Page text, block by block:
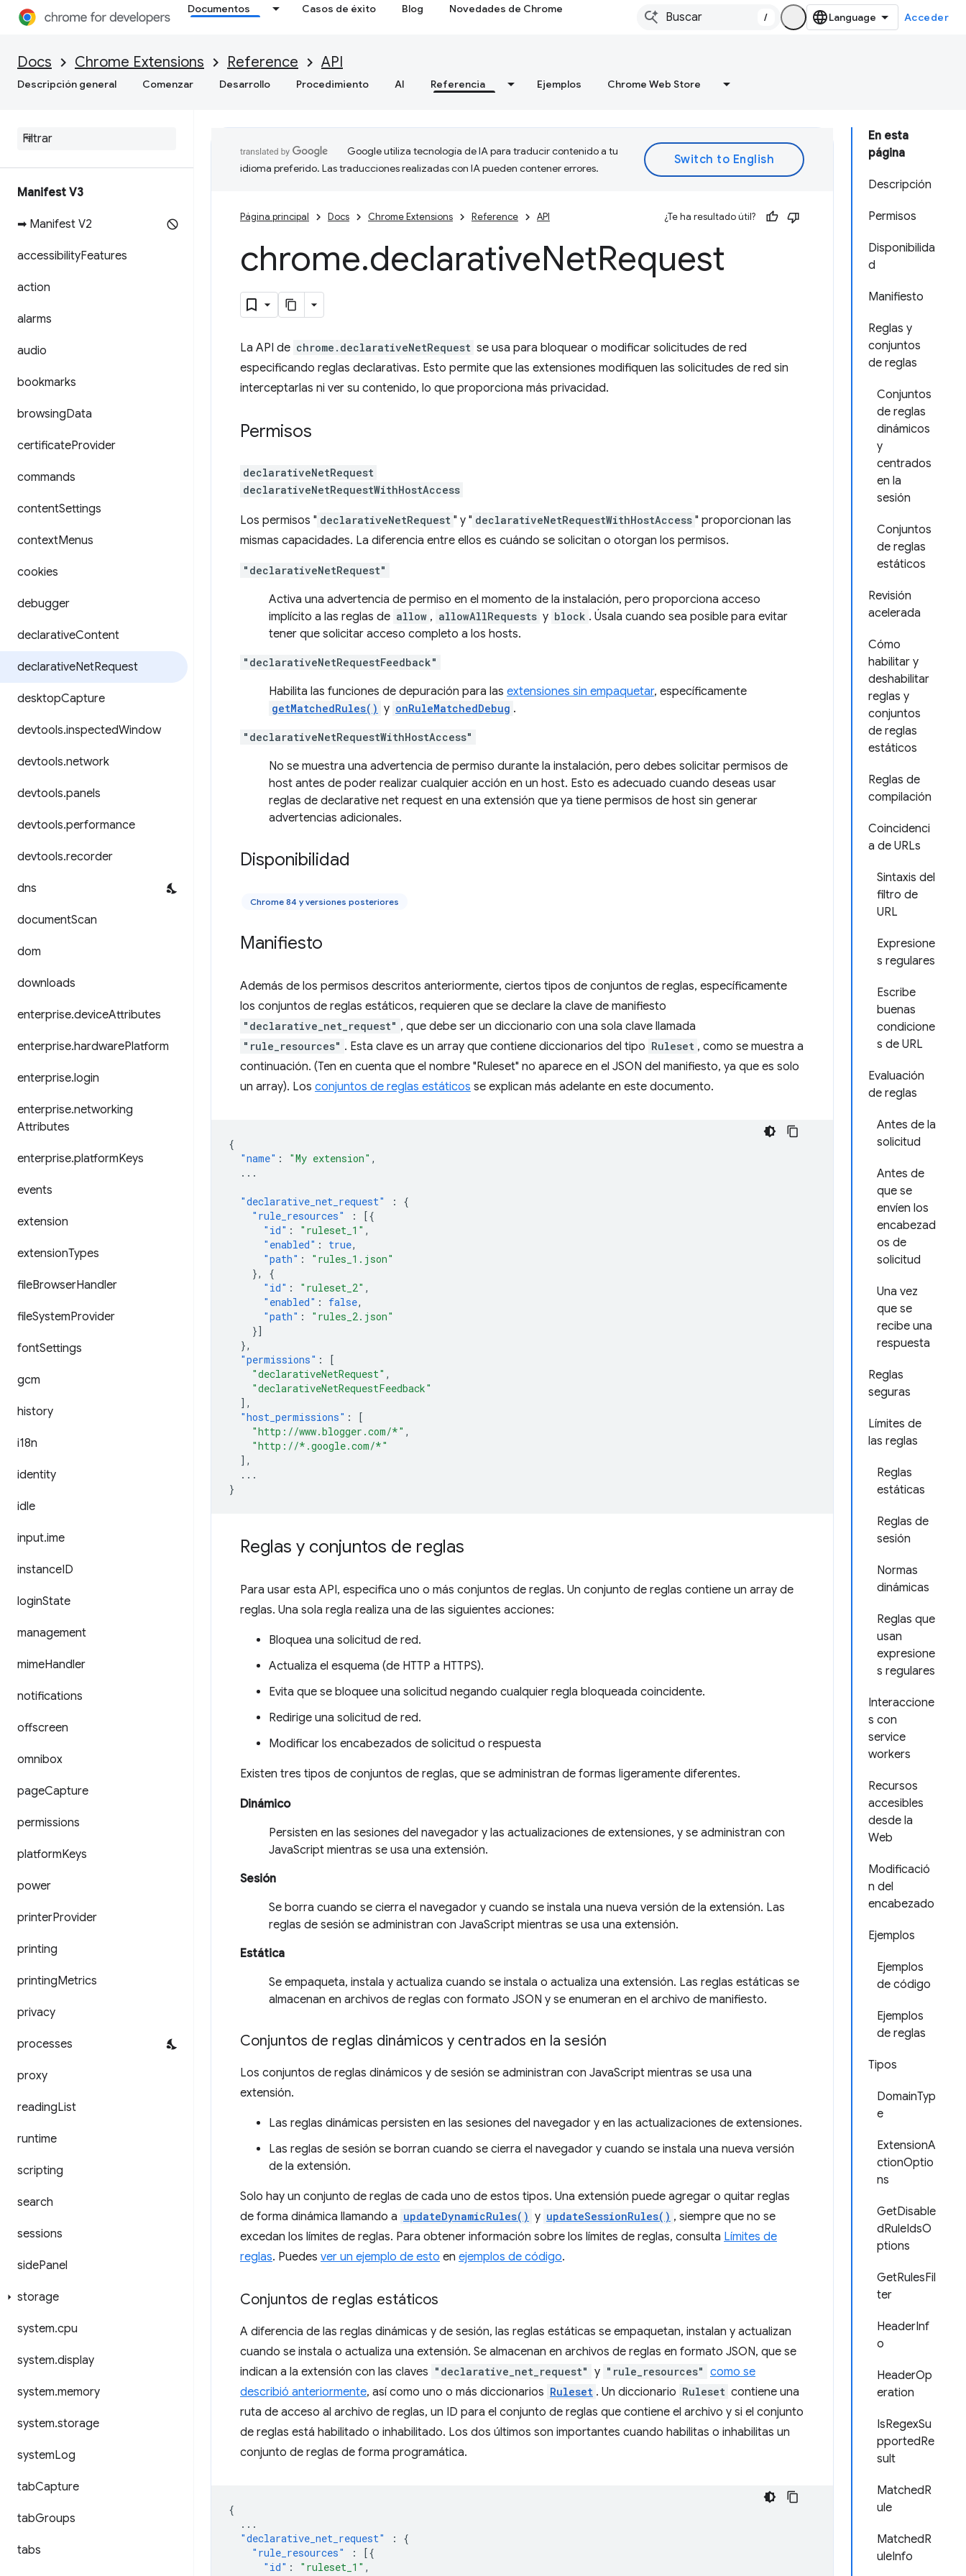
Documentos Casos de éxito Blog Novedades de Chrome
/ Acceder
Docs Chrome Extensions Reference API
Descripción general Comenzar Desarrollo Procedimiento AI Referencia Ejemplos Chrome Web Store
Manifest V3
➡ Manifest V2
accessibilityFeatures
action
alarms
audio
bookmarks
browsingData
certificateProvider
commands
contentSettings
contextMenus
cookies
debugger
declarativeContent
declarativeNetRequest
desktopCapture
devtools.inspectedWindow
devtools.network
devtools.panels
devtools.performance
devtools.recorder
dns
documentScan
dom
downloads
enterprise.deviceAttributes
enterprise.hardwarePlatform
enterprise.login
enterprise.networking
Attributes
enterprise.platformKeys
events
extension
extensionTypes
fileBrowserHandler
fileSystemProvider
fontSettings
gcm
history
i18n
identity
idle
input.ime
instanceID
loginState
management
mimeHandler
notifications
offscreen
omnibox
pageCapture
permissions
platformKeys
power
printerProvider
printing
printingMetrics
privacy
processes
proxy
readingList
runtime
scripting
search
sessions
sidePanel
storage
system.cpu
system.display
system.memory
system.storage
systemLog
tabCapture
tabGroups
tabs
En esta
página
Descripción
Permisos
Disponibilida
d
Manifiesto
Reglas y
conjuntos
de reglas
Conjuntos
de reglas
dinámicos
y
centrados
en la
sesión
Conjuntos
de reglas
estáticos
Revisión
acelerada
Cómo
habilitar y
deshabilitar
reglas y
conjuntos
de reglas
estáticos
Reglas de
compilación
Coincidenci
a de URLs
Sintaxis del
filtro de
URL
Expresione
s regulares
Escribe
buenas
condicione
s de URL
Evaluación
de reglas
Antes de la
solicitud
Antes de
que se
envíen los
encabezad
os de
solicitud
Una vez
que se
recibe una
respuesta
Reglas
seguras
Límites de
las reglas
Reglas
estáticas
Reglas de
sesión
Normas
dinámicas
Reglas que
usan
expresione
s regulares
Interaccione
s con
service
workers
Recursos
accesibles
desde la
Web
Modificació
n del
encabezado
Ejemplos
Ejemplos
de código
Ejemplos
de reglas
Tipos
DomainTyp
e
ExtensionA
ctionOptio
ns
GetDisable
dRuleIdsO
ptions
GetRulesFil
ter
HeaderInf
o
HeaderOp
eration
IsRegexSu
pportedRe
sult
MatchedR
ule
MatchedR
uleInfo
Google utiliza tecnología de IA para traducir contenido a tu
idioma preferido. Las traducciones realizadas con IA pueden contener errores.
Página principal Docs Chrome Extensions Reference API ¿Te ha resultado útil?
chrome.declarativeNetRequest
La API de chrome.declarativeNetRequest se usa para bloquear o modificar solicitudes de red
especificando reglas declarativas. Esto permite que las extensiones modifiquen las solicitudes de red sin
interceptarlas ni ver su contenido, lo que proporciona más privacidad.
Permisos
declarativeNetRequest
declarativeNetRequestWithHostAccess
Los permisos " declarativeNetRequest " y " declarativeNetRequestWithHostAccess " proporcionan las
mismas capacidades. La diferencia entre ellos es cuándo se solicitan o otorgan los permisos.
"declarativeNetRequest"
Activa una advertencia de permiso en el momento de la instalación, pero proporciona acceso
implícito a las reglas de allow , allowAllRequests y block . Úsala cuando sea posible para evitar
tener que solicitar acceso completo a los hosts.
"declarativeNetRequestFeedback"
Habilita las funciones de depuración para las extensiones sin empaquetar, específicamente
getMatchedRules() y onRuleMatchedDebug .
"declarativeNetRequestWithHostAccess"
No se muestra una advertencia de permiso durante la instalación, pero debes solicitar permisos de
host antes de poder realizar cualquier acción en un host. Esto es adecuado cuando deseas usar
reglas de declarative net request en una extensión que ya tiene permisos de host sin generar
advertencias adicionales.
Disponibilidad
Chrome 84 y versiones posteriores
Manifiesto
Además de los permisos descritos anteriormente, ciertos tipos de conjuntos de reglas, específicamente
los conjuntos de reglas estáticos, requieren que se declare la clave de manifiesto
"declarative_net_request" , que debe ser un diccionario con una sola clave llamada
"rule_resources" . Esta clave es un array que contiene diccionarios del tipo Ruleset , como se muestra a
continuación. (Ten en cuenta que el nombre "Ruleset" no aparece en el JSON del manifiesto, ya que es solo
un array). Los conjuntos de reglas estáticos se explican más adelante en este documento.
{
"name" : "My extension" ,
...
"declarative_net_request" :
{
"rule_resources"
:
[{
"id" : "ruleset_1" ,
"enabled" : true,
"path" :
"rules_1.json"
},
{
"id" : "ruleset_2" ,
"enabled" : false,
"path" :
"rules_2.json"
}]
},
"permissions" :
[
"declarativeNetRequest" ,
"declarativeNetRequestFeedback"
],
"host_permissions" :
[
"http://www.blogger.com/*" ,
"http://*.google.com/*"
],
...
}
Reglas y conjuntos de reglas
Para usar esta API, especifica uno o más conjuntos de reglas. Un conjunto de reglas contiene un array de
reglas. Una sola regla realiza una de las siguientes acciones:
Bloquea una solicitud de red.
Actualiza el esquema (de HTTP a HTTPS).
Evita que se bloquee una solicitud negando cualquier regla bloqueada coincidente.
Redirige una solicitud de red.
Modificar los encabezados de solicitud o respuesta
Existen tres tipos de conjuntos de reglas, que se administran de formas ligeramente diferentes.
Dinámico
Persisten en las sesiones del navegador y las actualizaciones de extensiones, y se administran con
JavaScript mientras se usa una extensión.
Sesión
Se borra cuando se cierra el navegador y cuando se instala una nueva versión de la extensión. Las
reglas de sesión se administran con JavaScript mientras se usa una extensión.
Estática
Se empaqueta, instala y actualiza cuando se instala o actualiza una extensión. Las reglas estáticas se
almacenan en archivos de reglas con formato JSON y se enumeran en el archivo de manifiesto.
Conjuntos de reglas dinámicos y centrados en la sesión
Los conjuntos de reglas dinámicos y de sesión se administran con JavaScript mientras se usa una
extensión.
Las reglas dinámicas persisten en las sesiones del navegador y en las actualizaciones de extensiones.
Las reglas de sesión se borran cuando se cierra el navegador y cuando se instala una nueva versión
de la extensión.
Solo hay un conjunto de reglas de cada uno de estos tipos. Una extensión puede agregar o quitar reglas
de forma dinámica llamando a updateDynamicRules() y updateSessionRules() , siempre que no se
excedan los límites de reglas. Para obtener información sobre los límites de reglas, consulta Límites de
reglas. Puedes ver un ejemplo de esto en ejemplos de código.
Conjuntos de reglas estáticos
A diferencia de las reglas dinámicas y de sesión, las reglas estáticas se empaquetan, instalan y actualizan
cuando se instala o actualiza una extensión. Se almacenan en archivos de reglas en formato JSON, que se
indican a la extensión con las claves "declarative_net_request" y "rule_resources" como se
describió anteriormente, así como uno o más diccionarios Ruleset . Un diccionario Ruleset contiene una
ruta de acceso al archivo de reglas, un ID para el conjunto de reglas que contiene el archivo y si el conjunto
de reglas está habilitado o inhabilitado. Los dos últimos son importantes cuando habilitas o inhabilitas un
conjunto de reglas de forma programática.
{
...
"declarative_net_request"
:
{
"rule_resources"
:
[{
"id" : "ruleset_1" ,